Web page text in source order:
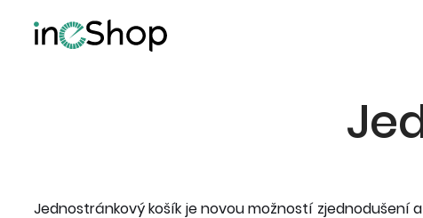
Jednostránkový košík je novou možností zjednodušení